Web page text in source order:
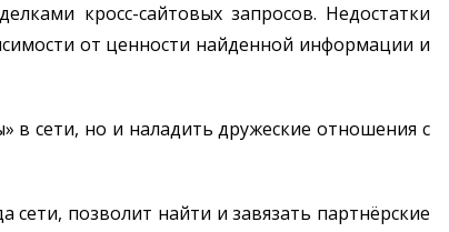
кросс-сайтовых запросов. Недостатки
от ценности найденной информации и
в сети, но и наладить дружеские отношения с
позволит найти и завязать партнёрские